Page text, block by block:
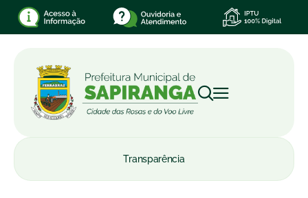
Transparência